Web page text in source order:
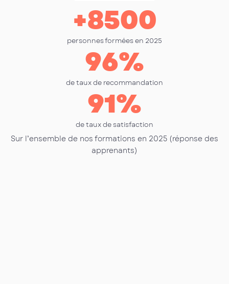
personnes formées en 2025
+8500
de taux de recommandation
96%
de taux de satisfaction
91%
Sur l’ensemble de nos formations en 2025 (réponse des
apprenants)